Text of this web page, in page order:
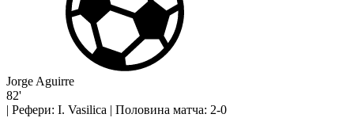
Jorge Aguirre
82'
| Рефери: I. Vasilica | Половина матча: 2-0